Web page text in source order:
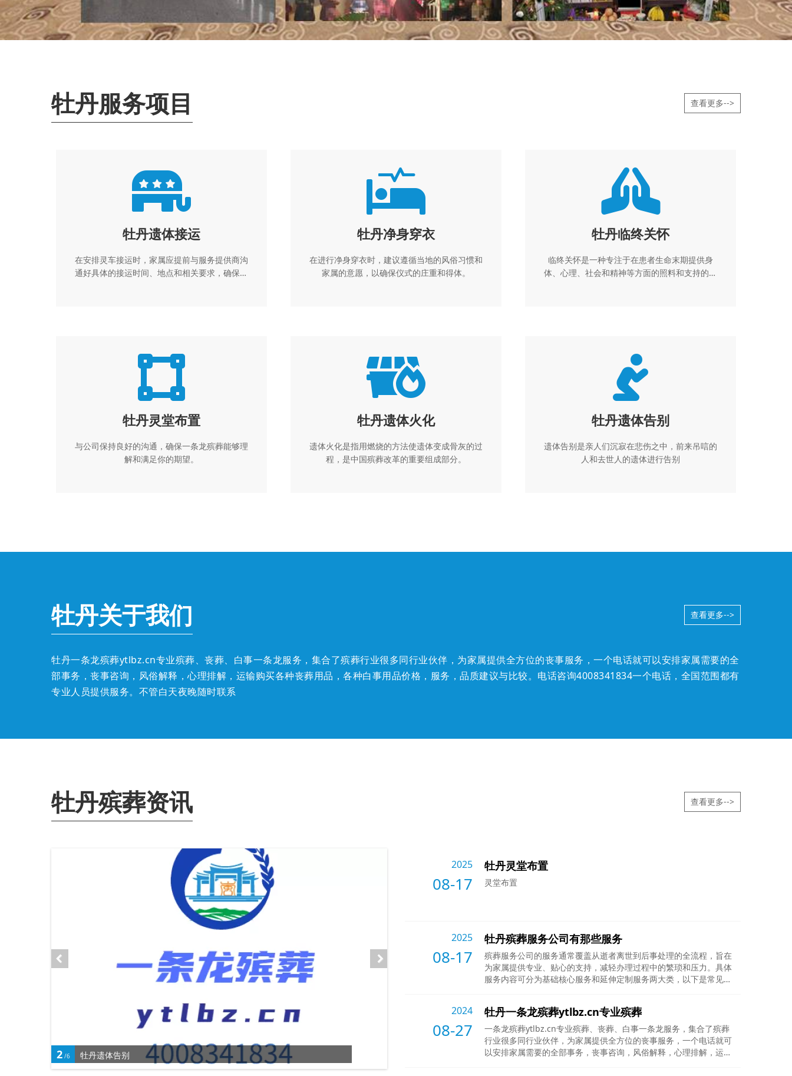
牡丹服务项目 查看更多-->
牡丹遗体接运
在安排灵车接运时，家属应提前与服务提供商沟
通好具体的接运时间、地点和相关要求，确保整
牡丹净身穿衣
在进行净身穿衣时，建议遵循当地的风俗习惯和
家属的意愿，以确保仪式的庄重和得体。
牡丹临终关怀
临终关怀是一种专注于在患者生命末期提供身
体、心理、社会和精神等方面的照料和支持的医
牡丹灵堂布置
与公司保持良好的沟通，确保一条龙殡葬能够理
解和满足你的期望。
牡丹遗体火化
遗体火化是指用燃烧的方法使遗体变成骨灰的过
程，是中国殡葬改革的重要组成部分。
牡丹遗体告别
遗体告别是亲人们沉寂在悲伤之中，前来吊唁的
人和去世人的遗体进行告别
牡丹关于我们 查看更多-->
牡丹一条龙殡葬ytlbz.cn专业殡葬、丧葬、白事一条龙服务，集合了殡葬行业很多同行业伙伴，为家属提供全方位的丧事服务，一个电话就可以安排家属需要的全
部事务，丧事咨询，风俗解释，心理排解，运输购买各种丧葬用品，各种白事用品价格，服务，品质建议与比较。 电话咨询4008341834一个电话，全国范围都有
专业人员提供服务。不管白天夜晚随时联系
牡丹殡葬资讯 查看更多-->
2/6 牡丹遗体告别 4
2025
08-17
牡丹灵堂布置
灵堂布置
2025
08-17
牡丹殡葬服务公司有那些服务
殡葬服务公司的服务通常覆盖从逝者离世到后事处理的全流程，旨在
为家属提供专业、贴心的支持，减轻办理过程中的繁琐和压力。具体
服务内容可分为基础核心服务和延伸定制服务两大类，以下是常见项
车辆选择：普通殡仪车（基础型）、豪华殡仪车（高端型），部分提
供消毒、恒温设备，保障遗体安全。跨
2024
08-27
牡丹一条龙殡葬ytlbz.cn专业殡葬
一条龙殡葬ytlbz.cn专业殡葬、丧葬、白事一条龙服务，集合了殡葬
行业很多同行业伙伴，为家属提供全方位的丧事服务，一个电话就可
以安排家属需要的全部事务，丧事咨询，风俗解释，心理排解，运输